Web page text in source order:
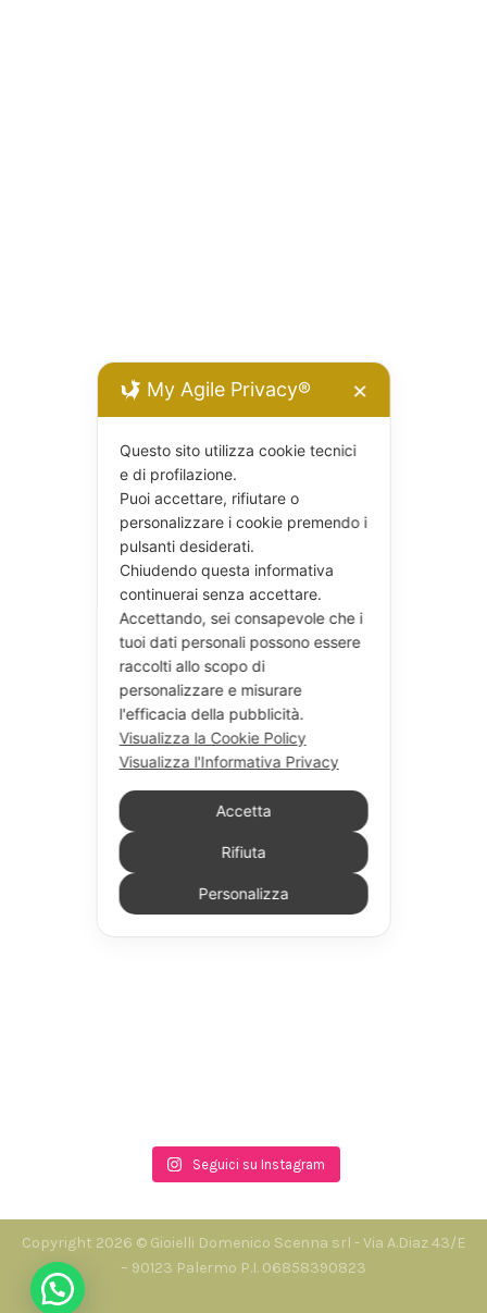
Seguici su Instagram
Copyright 2026 © Gioielli Domenico Scenna srl - Via A.Diaz 43/E
– 90123 Palermo P.I. 06858390823
My Agile Privacy® ✕
Questo sito utilizza cookie tecnici
e di profilazione.
Puoi accettare, rifiutare o
personalizzare i cookie premendo i
pulsanti desiderati.
Chiudendo questa informativa
continuerai senza accettare.
Accettando, sei consapevole che i
tuoi dati personali possono essere
raccolti allo scopo di
personalizzare e misurare
l'efficacia della pubblicità.
Visualizza la Cookie Policy
Visualizza l'Informativa Privacy
Accetta
Rifiuta
Personalizza